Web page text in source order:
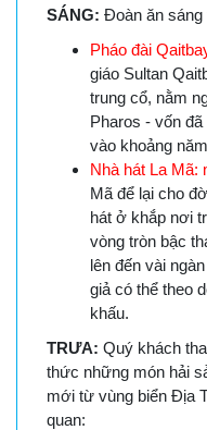
SÁNG: Đoàn ăn sáng
Pháo đài
giáo Sultan
trung cổ, nằm
Pharos - vốn
vào khoảng
Nhà hát La Mã:
Mã để lại cho
hát ở khắp nơi
vòng tròn bậc
lên đến vài
giả có thể theo
khấu.
TRƯA: Quý khách
thức những món hải
mới từ vùng biển Địa
quan: